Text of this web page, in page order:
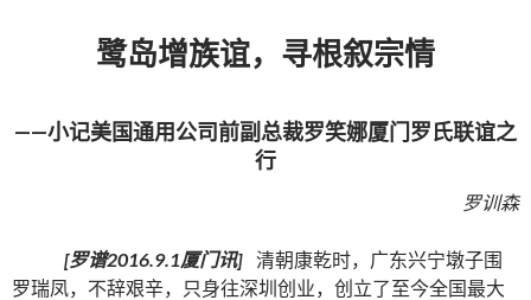
鹭岛增族谊，寻根叙宗情
——小记美国通用公司前副总裁罗笑娜厦门罗氏联谊之
行
罗训森
[罗谱2016.9.1厦门讯]清朝康乾时，广东兴宁墩子围
罗瑞凤，不辞艰辛，只身往深圳创业，创立了至今全国最大